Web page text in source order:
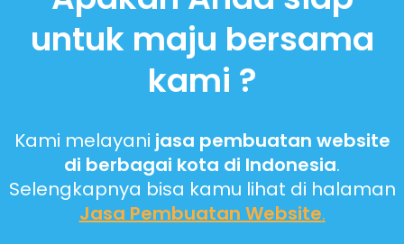
untuk maju bersama
kami ?
Kami melayani jasa pembuatan website
di berbagai kota di Indonesia.
Selengkapnya bisa kamu lihat di halaman
Jasa Pembuatan Website.